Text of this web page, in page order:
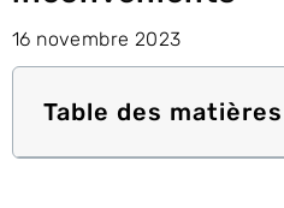
16 novembre 2023
Table des matières